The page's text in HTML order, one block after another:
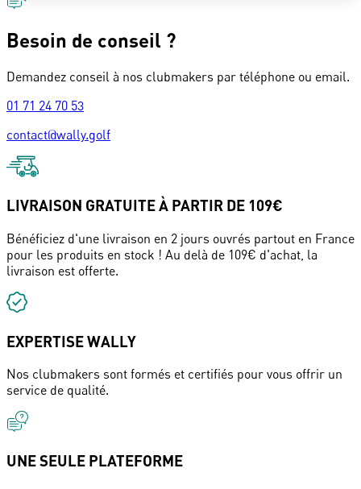
Besoin de conseil ?
Demandez conseil à nos clubmakers par téléphone ou email.
01 71 24 70 53
contact@wally.golf
LIVRAISON GRATUITE À PARTIR DE 109€
Bénéficiez d'une livraison en 2 jours ouvrés partout en France
pour les produits en stock ! Au delà de 109€ d'achat, la
livraison est offerte.
EXPERTISE WALLY
Nos clubmakers sont formés et certifiés pour vous offrir un
service de qualité.
UNE SEULE PLATEFORME